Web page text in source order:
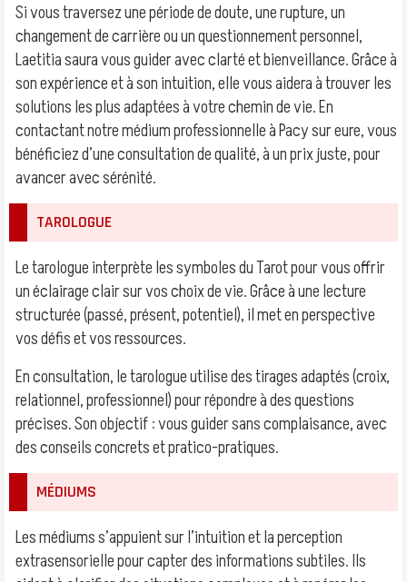
Si vous traversez une période de doute, une rupture, un
changement de carrière ou un questionnement personnel,
Laetitia saura vous guider avec clarté et bienveillance. Grâce à
son expérience et à son intuition, elle vous aidera à trouver les
solutions les plus adaptées à votre chemin de vie. En
contactant notre médium professionnelle à Pacy sur eure, vous
bénéficiez d’une consultation de qualité, à un prix juste, pour
avancer avec sérénité.
TAROLOGUE
Le tarologue interprète les symboles du Tarot pour vous offrir
un éclairage clair sur vos choix de vie. Grâce à une lecture
structurée (passé, présent, potentiel), il met en perspective
vos défis et vos ressources.
En consultation, le tarologue utilise des tirages adaptés (croix,
relationnel, professionnel) pour répondre à des questions
précises. Son objectif : vous guider sans complaisance, avec
des conseils concrets et pratico-pratiques.
MÉDIUMS
Les médiums s’appuient sur l’intuition et la perception
extrasensorielle pour capter des informations subtiles. Ils